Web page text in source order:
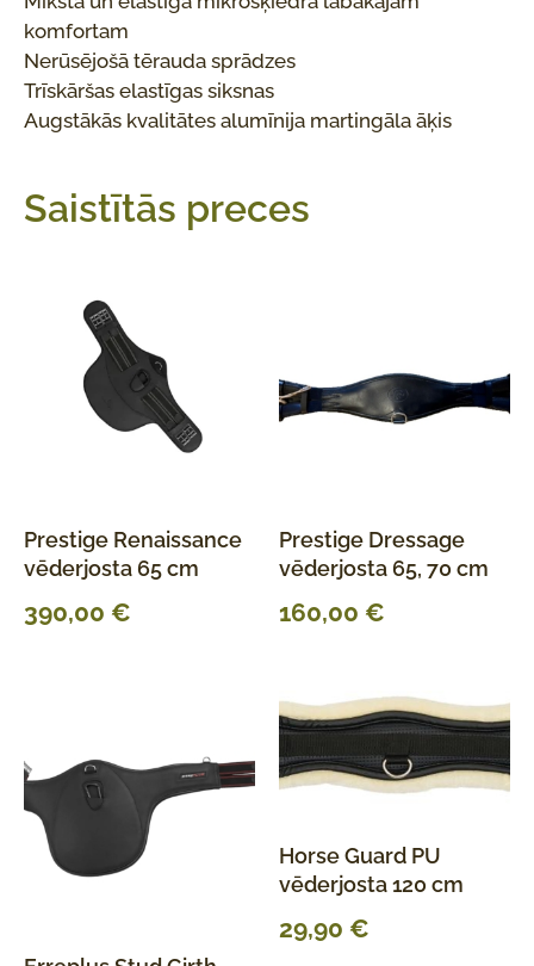
komfortam
Nerūsējošā tērauda sprādzes
Trīskāršas elastīgas siksnas
Augstākās kvalitātes alumīnija martingāla āķis
Saistītās preces
Prestige Renaissance
vēderjosta 65 cm
390,00 €
Prestige Dressage
vēderjosta 65, 70 cm
160,00 €
Horse Guard PU
vēderjosta 120 cm
29,90 €